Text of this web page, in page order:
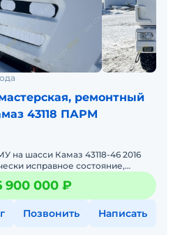
ремонтный
43118 ПАРМ
на шасси Камаз 43118-46 2016
исправное состояние,
Все ТО проводились согласно
900 000 ₽
Позвонить Написать